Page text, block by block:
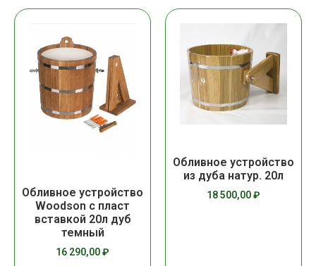
Обливное устройство
Woodson с пласт
вставкой 20л дуб
темный
16 290,00₽
Обливное устройство
из дуба натур. 20л
18 500,00₽